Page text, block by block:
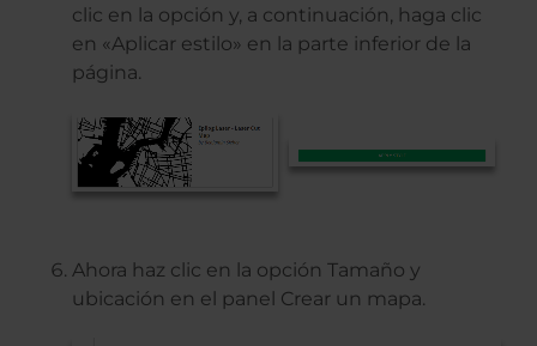
clic en la opción y, a continuación, haga clic
en «Aplicar estilo» en la parte inferior de la
página.
Ahora haz clic en la opción Tamaño y
ubicación en el panel Crear un mapa.